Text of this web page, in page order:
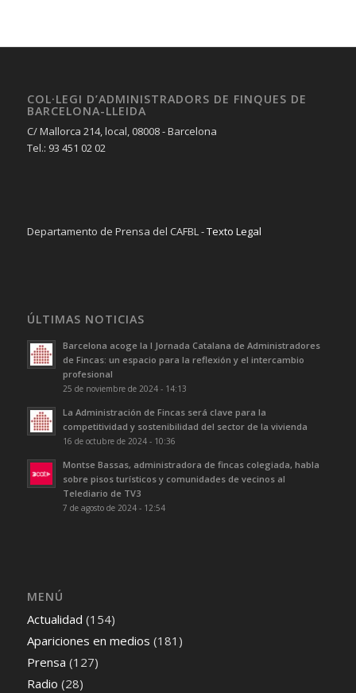
COL·LEGI D’ADMINISTRADORS DE FINQUES DE
BARCELONA-LLEIDA
C/ Mallorca 214, local, 08008 - Barcelona
Tel.: 93 451 02 02
Departamento de Prensa del CAFBL -Texto Legal
ÚLTIMAS NOTICIAS
Barcelona acoge la I Jornada Catalana de Administradores
de Fincas: un espacio para la reflexión y el intercambio
profesional
25 de noviembre de 2024 - 14:13
La Administración de Fincas será clave para la
competitividad y sostenibilidad del sector de la vivienda
16 de octubre de 2024 - 10:36
Montse Bassas, administradora de fincas colegiada, habla
sobre pisos turísticos y comunidades de vecinos al
Telediario de TV3
7 de agosto de 2024 - 12:54
MENÚ
Actualidad (154)
Apariciones en medios (181)
Prensa (127)
Radio (28)